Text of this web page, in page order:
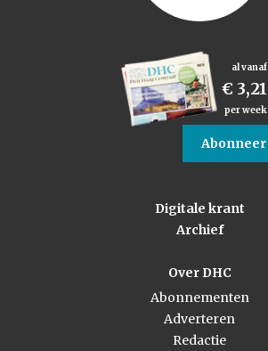
al vanaf
€ 3,21
per week
Abonneer
Digitale krant
Archief
Over DHC
Abonnementen
Adverteren
Redactie